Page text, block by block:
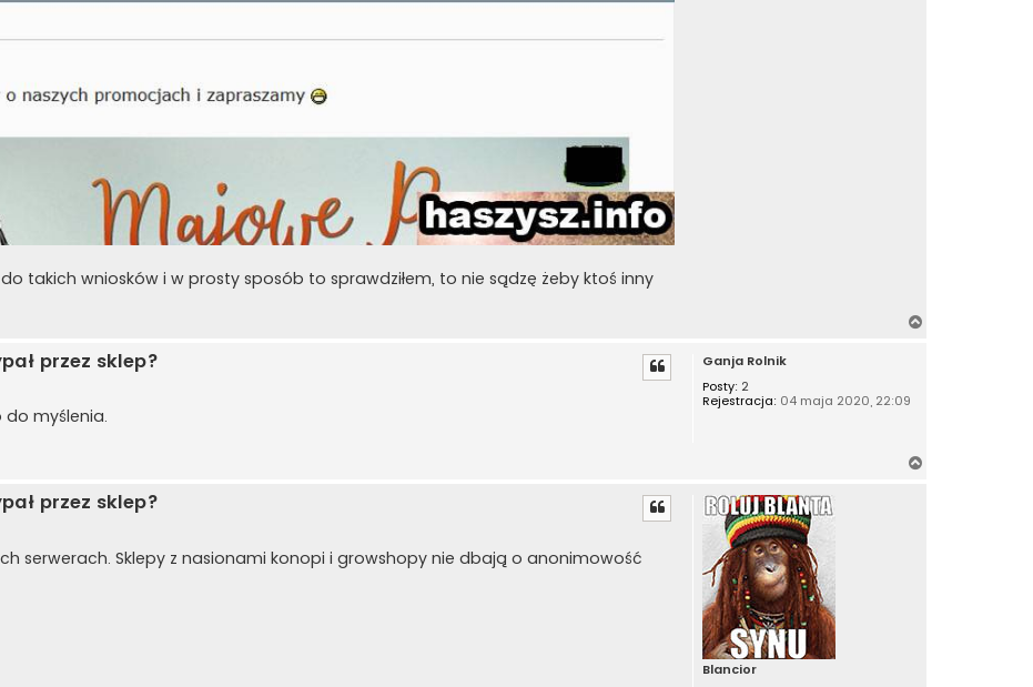
takich wniosków i w prosty sposób to sprawdziłem, to nie sądzę żeby ktoś inny
Ganja Rolnik
Posty: 2
Rejestracja: 04 maja 2020, 22:09
przez sklep?
myślenia.
Blancior
przez sklep?
serwerach. Sklepy z nasionami konopi i growshopy nie dbają o anonimowość